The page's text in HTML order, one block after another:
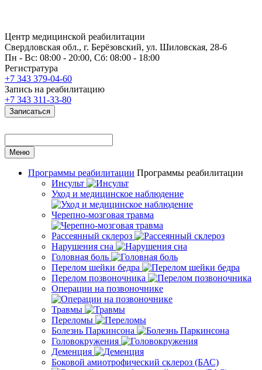
Центр медицинской реабилитации
Свердловская обл., г. Берёзовский, ул. Шиловская, 28-6
Пн - Вс: 08:00 - 20:00, Сб: 08:00 - 18:00
Регистратура
+7 343 379-04-60
Запись на реабилитацию
+7 343 311-33-80
Записаться
Меню
Программы реабилитации Программы реабилитации
Инсульт
Уход и медицинское наблюдение
Черепно-мозговая травма
Рассеянный склероз
Нарушения сна
Головная боль
Перелом шейки бедра
Перелом позвоночника
Операции на позвоночнике
Травмы
Переломы
Болезнь Паркинсона
Головокружения
Деменция
Боковой амиотрофический склероз (БАС)